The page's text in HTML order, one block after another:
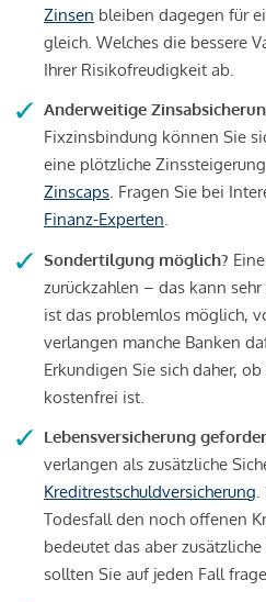
Zinsen bleiben dagegen für
gleich. Welches die bessere
Ihrer Risikofreudigkeit ab.
Anderweitige
Fixzinsbindung können Sie
eine plötzliche
Zinscaps. Fragen Sie bei
Finanz-Experten.
Sondertilgung möglich?
zurückzahlen – das kann
ist das problemlos möglich,
verlangen manche Banken
Erkundigen Sie sich daher,
kostenfrei ist.
Lebensversicherung
verlangen als zusätzliche
Kreditrestschuldversicherung.
Todesfall den noch offenen
bedeutet das aber
sollten Sie auf jeden Fall